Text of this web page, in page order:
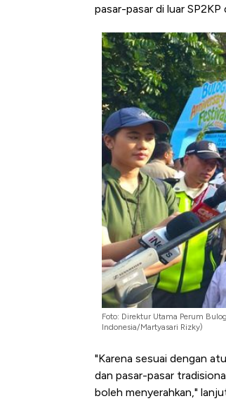
pasar-pasar di luar
Foto: Direktur Utama Perum
Indonesia/Martyasari Rizky)
"Karena sesuai dengan
dan pasar-pasar
boleh menyerahkan,"
Bangkit dari
Alas Kaki